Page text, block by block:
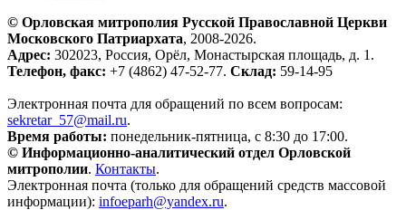
© Орловская митрополия Русской Православной Церкви
Московского Патриархата, 2008-2026.
Адрес: 302023, Россия, Орёл, Монастырская площадь, д. 1.
Телефон, факс: +7 (4862) 47-52-77. Склад: 59-14-95
Электронная почта для обращений по всем вопросам:
sekretar_57@mail.ru.
Время работы: понедельник-пятница, с 8:30 до 17:00.
© Информационно-аналитический отдел Орловской
митрополии. Контакты.
Электронная почта (только для обращений средств массовой
информации): infoeparh@yandex.ru.